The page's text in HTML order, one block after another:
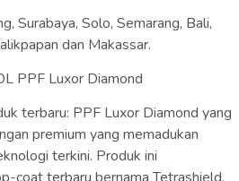
Surabaya, Solo, Semarang, Bali,
dan Makassar.
PPF Luxor Diamond
terbaru: PPF Luxor Diamond yang
premium yang memadukan
terkini. Produk ini